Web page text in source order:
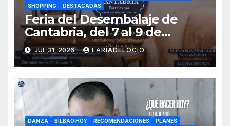
SHOPPING
DESTACADAS
Feria del Desembalaje de
Cantabria, del 7 al 9 de
agosto en Torrelavega
JUL 31, 2026 LARÍADELOCIO
DANZA BILBAO HOY RECOMENDACIONES
PLANES